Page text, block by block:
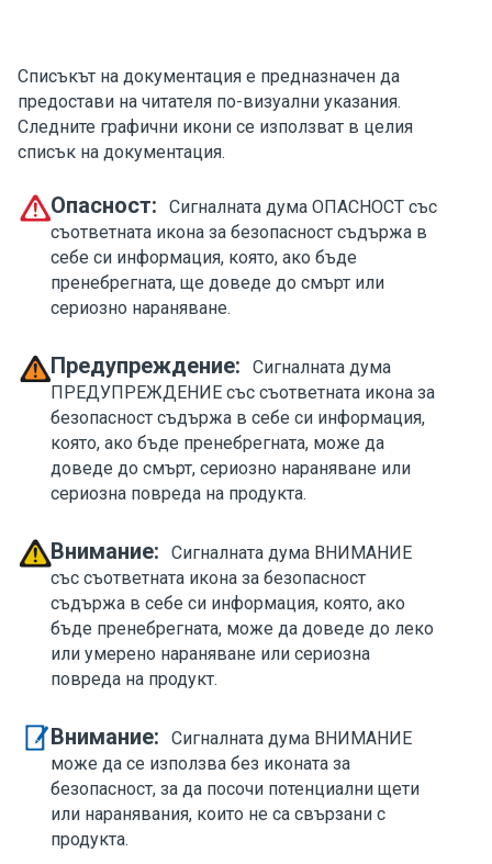
Списъкът на документация е предназначен да
предостави на читателя по-визуални указания.
Следните графични икони се използват в целия
списък на документация.
Опасност:
Сигналната дума ОПАСНОСТ със
съответната икона за безопасност съдържа в
себе си информация, която, ако бъде
пренебрегната, ще доведе до смърт или
сериозно нараняване.
Предупреждение:
Сигналната дума
ПРЕДУПРЕЖДЕНИЕ със съответната икона за
безопасност съдържа в себе си информация,
която, ако бъде пренебрегната, може да
доведе до смърт, сериозно нараняване или
сериозна повреда на продукта.
Внимание:
Сигналната дума ВНИМАНИЕ
със съответната икона за безопасност
съдържа в себе си информация, която, ако
бъде пренебрегната, може да доведе до леко
или умерено нараняване или сериозна
повреда на продукт.
Внимание:
Сигналната дума ВНИМАНИЕ
може да се използва без иконата за
безопасност, за да посочи потенциални щети
или наранявания, които не са свързани с
продукта.